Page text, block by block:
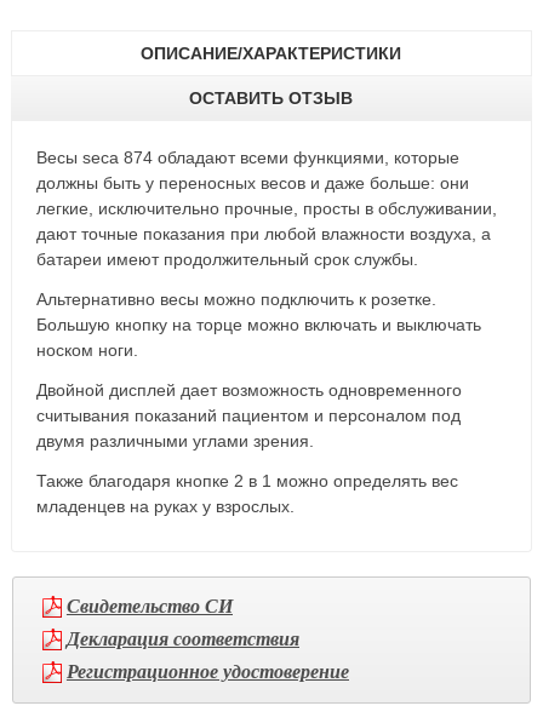
ОПИСАНИЕ/ХАРАКТЕРИСТИКИ
ОСТАВИТЬ ОТЗЫВ
Весы seca 874 обладают всеми функциями, которые
должны быть у переносных весов и даже больше: они
легкие, исключительно прочные, просты в обслуживании,
дают точные показания при любой влажности воздуха, а
батареи имеют продолжительный срок службы.
Альтернативно весы можно подключить к розетке.
Большую кнопку на торце можно включать и выключать
носком ноги.
Двойной дисплей дает возможность одновременного
считывания показаний пациентом и персоналом под
двумя различными углами зрения.
Также благодаря кнопке 2 в 1 можно определять вес
младенцев на руках у взрослых.
Свидетельство СИ
Декларация соответствия
Регистрационное удостоверение